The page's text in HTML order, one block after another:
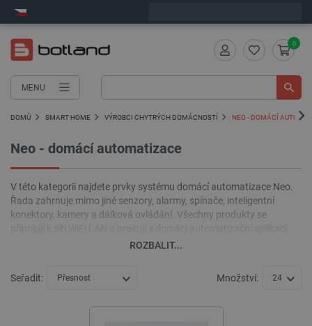
MENU
0
DOMŮ SMART HOME VÝROBCI CHYTRÝCH DOMÁCNOSTÍ NEO - DOMÁCÍ
Neo - domácí automatizace
V této kategorii najdete prvky systému domácí automatizace Neo.
Řada zahrnuje mimo jiné senzory, alarmy, spínače, inteligentní
konektory, kamery a dálková ovládání. Všechny produkty se
Tuya Smart, stejně jako se systémy Google Home a Amazon Alexa.
ROZBALIT...
Seřadit: Přesnost Množství: 24